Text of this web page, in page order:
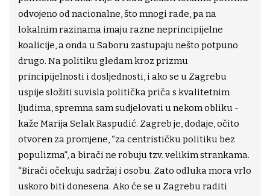
odvojeno od nacionalne, što mnogi rade, pa na
lokalnim razinama imaju razne neprincipijelne
koalicije, a onda u Saboru zastupaju nešto potpuno
drugo. Na politiku gledam kroz prizmu
principijelnosti i dosljednosti, i ako se u Zagrebu
uspije složiti suvisla politička priča s kvalitetnim
ljudima, spremna sam sudjelovati u nekom obliku -
kaže Marija Selak Raspudić. Zagreb je, dodaje, očito
otvoren za promjene, “za centrističku politiku bez
populizma”, a birači ne robuju tzv. velikim strankama.
“Birači očekuju sadržaj i osobu. Zato odluka mora vrlo
uskoro biti donesena. Ako će se u Zagrebu raditi